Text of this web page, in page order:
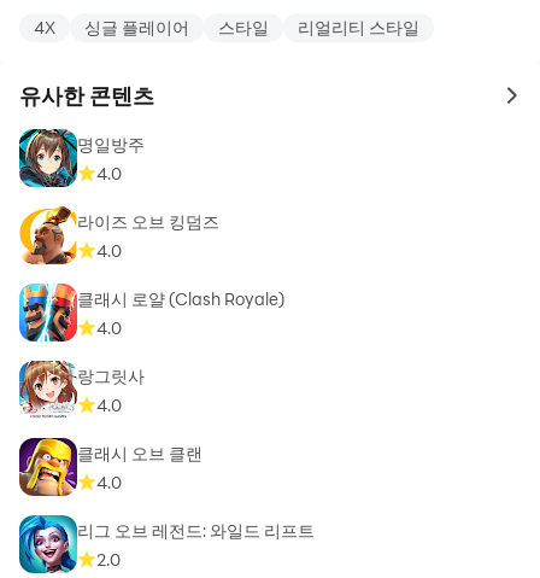
4X 싱글 플레이어 스타일 리얼리티 스타일
유사한 콘텐츠 to
명일방주
4.0
라이즈 오브 킹덤즈
4.0
클래시 로얄 (Clash Royale)
4.0
랑그릿사
4.0
클래시 오브 클랜
4.0
리그 오브 레전드: 와일드 리프트
2.0